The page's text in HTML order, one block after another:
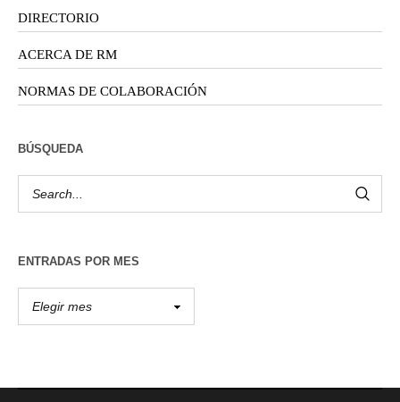
DIRECTORIO
ACERCA DE RM
NORMAS DE COLABORACIÓN
BÚSQUEDA
ENTRADAS POR MES